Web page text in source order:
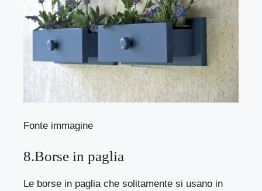
Fonte immagine
8.Borse in paglia
Le borse in paglia che solitamente si usano in